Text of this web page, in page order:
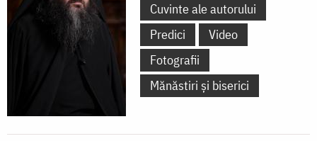
Cuvinte ale autorului
Predici
Video
Fotografii
Mănăstiri și biserici